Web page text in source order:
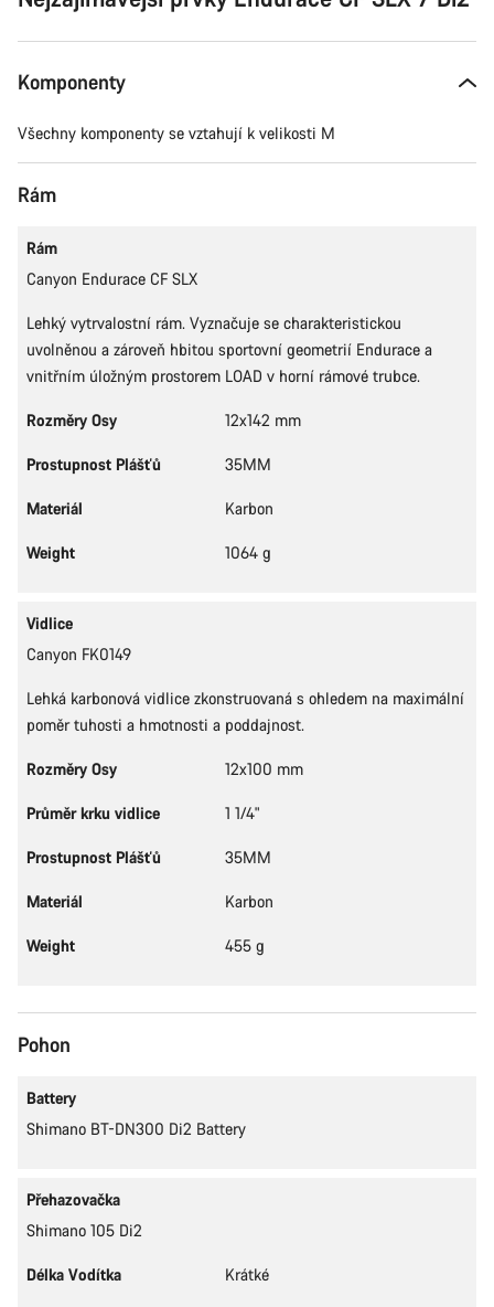
Komponenty
Všechny komponenty se vztahují k velikosti M
Rám
Rám
Canyon Endurace CF SLX
Lehký vytrvalostní rám. Vyznačuje se charakteristickou
uvolněnou a zároveň hbitou sportovní geometrií Endurace a
vnitřním úložným prostorem LOAD v horní rámové trubce.
Rozměry Osy 12x142 mm
Prostupnost Plášťů 35MM
Materiál Karbon
Weight 1064 g
Vidlice
Canyon FK0149
Lehká karbonová vidlice zkonstruovaná s ohledem na maximální
poměr tuhosti a hmotnosti a poddajnost.
Rozměry Osy 12x100 mm
Průměr krku vidlice 1 1/4"
Prostupnost Plášťů 35MM
Materiál Karbon
Weight 455 g
Pohon
Battery
Shimano BT-DN300 Di2 Battery
Přehazovačka
Shimano 105 Di2
Délka Vodítka Krátké